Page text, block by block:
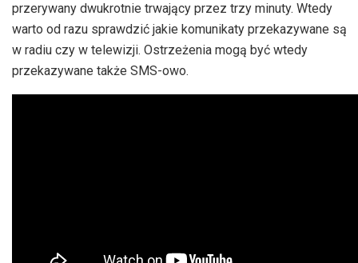
przerywany dwukrotnie trwający przez trzy minuty. Wtedy
warto od razu sprawdzić jakie komunikaty przekazywane są
w radiu czy w telewizji. Ostrzeżenia mogą być wtedy
przekazywane także SMS-owo.